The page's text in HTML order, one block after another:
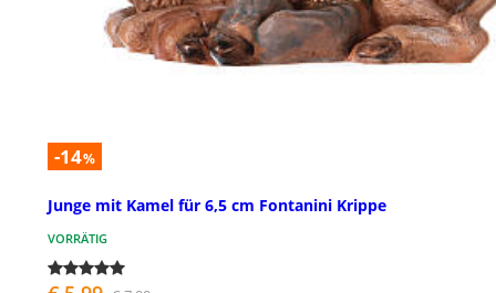
-14%
Junge mit Kamel für 6,5 cm Fontanini Krippe
VORRÄTIG